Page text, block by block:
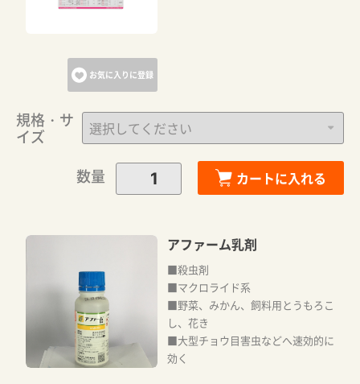
お気に入りに登録
規格・サ
イズ
数量
カートに入れる
アファーム乳剤
■殺虫剤
■マクロライド系
■野菜、みかん、飼料用とうもろこ
し、花き
■大型チョウ目害虫などへ速効的に
効く
カートに追加しました。
お買い物を続ける